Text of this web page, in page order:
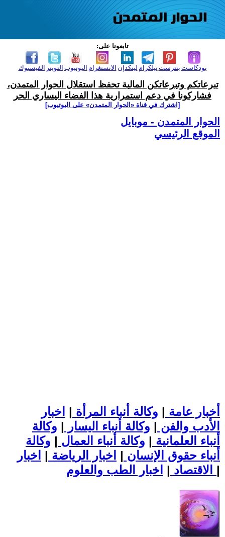
تابعونا على:
الفيسبوك التويتر اليوتيوب الانستغرام لينكدإن تيلكرامبنترست بودكاست
تبرعاتكم وتبرعاتكن المالية تحفظ استقلال الحوار المتمدن،
فشاركونا في دعم استمرارية هذا الفضاء اليساري الحر
[اشترك في قناة ‫«الحوار المتمدن» على اليوتيوب]
الحوار المتمدن - موبايل
الموقع الرئيسي
أخبار عامة | وكالة أنباء المرأة | اخبار
الأدب والفن | وكالة أنباء اليسار | وكالة
أنباء العلمانية | وكالة أنباء العمال | وكالة
أنباء حقوق الإنسان | اخبار الرياضة | اخبار
الاقتصاد | |